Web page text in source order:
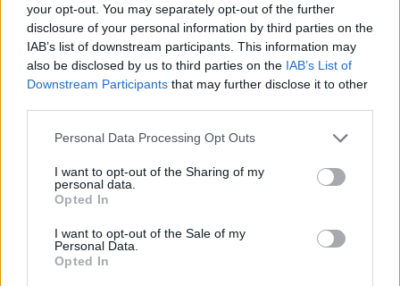
your opt-out. You may separately opt-out of the further
disclosure of your personal information by third parties on the
IAB’s list of downstream participants. This information may
also be disclosed by us to third parties on the IAB’s List of
Downstream Participants that may further disclose it to other
Personal Data Processing Opt Outs
I want to opt-out of the Sharing of my
personal data.
Opted In
I want to opt-out of the Sale of my
Personal Data.
Opted In
Eladó:BÁV ART Aukciósház és
Galéria
1027 Budapest, Csalogány u.
23-33.
Weboldal: http://bav-art.hu
Bemutatkozás: Az ország legnagyobb múltú, 240 esztendeje
jogfolytonosan működő magyar vállalkozásaként a BÁV ZRt.
óriási tapasztalatával, szakmai tekintélyével és
megbízhatóságával hagyományosan a magyar
műkereskedelem meghatározó szereplője. A 2007-ben
megújult BÁV Aukciósház mára a magyarországi